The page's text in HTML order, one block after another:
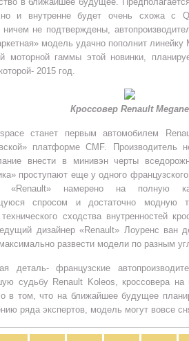
и внутренне будет очень схожа с
не подтверждены,
модель удачно пополнит линейку
моторной гаммы этой новинки,
2015 год.
Кроссовер Renault Megane
станет первым автомобилем
платформе CMF. Производитель
внести в минивэн черты
проступают еще у одного
«Renault» намерено на полную
спросом и достаточно модную
технического сходства внутренностей
дизайнер «Renault» Лоуренс ван
развести модели по разным
деталь- французские
судьбу Renault Koleos, кроссовера
в том, что на ближайшее будущее
ряда экспертов, модель могут вовсе